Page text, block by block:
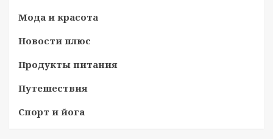
Мода и красота
Новости плюс
Продукты питания
Путешествия
Спорт и йога